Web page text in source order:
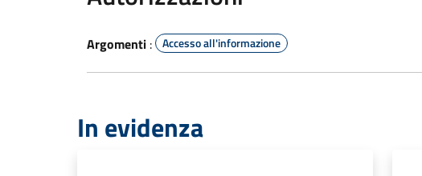
Argomenti : Accesso all'informazione
In evidenza